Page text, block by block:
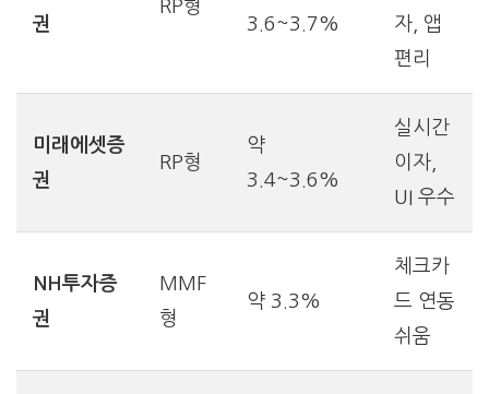
권
RP형
3.6~3.7%
자, 앱
편리
미래에셋증
권
RP형
약
3.4~3.6%
실시간
이자,
UI 우수
NH투자증
권
MMF
형
약 3.3%
체크카
드 연동
쉬움